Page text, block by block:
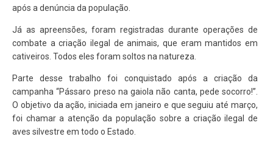
após a denúncia da população.
Já as apreensões, foram registradas durante operações de
combate a criação ilegal de animais, que eram mantidos em
cativeiros. Todos eles foram soltos na natureza.
Parte desse trabalho foi conquistado após a criação da
campanha “Pássaro preso na gaiola não canta, pede socorro!”.
O objetivo da ação, iniciada em janeiro e que seguiu até março,
foi chamar a atenção da população sobre a criação ilegal de
aves silvestre em todo o Estado.